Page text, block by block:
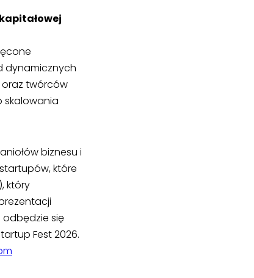
dynamicznych
oraz twórców
skalowania
biznesu i
które
który
odbędzie się
Fest 2026.